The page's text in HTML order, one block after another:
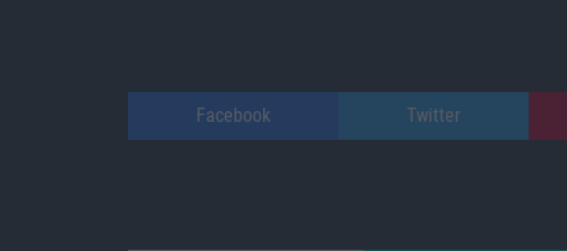
Facebook Twitter